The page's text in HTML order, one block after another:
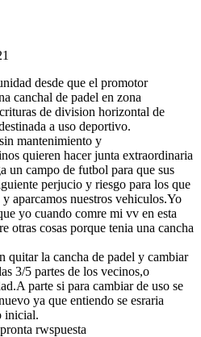
desde que el promotor
canchal de padel en zona
de division horizontal de
a uso deportivo.
mantenimiento y
quieren hacer junta extraordinaria
un campo de futbol para que sus
perjucio y riesgo para los que
aparcamos nuestros vehiculos.Yo
yo cuando comre mi vv en esta
otras cosas porque tenia una cancha
quitar la cancha de padel y cambiar
3/5 partes de los vecinos,o
parte si para cambiar de uso se
ya que entiendo se esraria
inicial.
rwspuesta